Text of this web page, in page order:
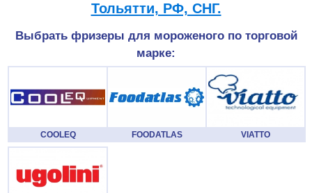
Тольятти, РФ, СНГ.
Выбрать фризеры для мороженого по торговой
марке:
COOLEQ FOODATLAS VIATTO